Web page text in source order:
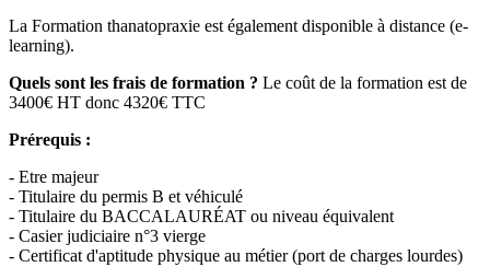
La Formation thanatopraxie est également disponible à distance (e-
learning).
Quels sont les frais de formation ? Le coût de la formation est de
3400€ HT donc 4320€ TTC
Prérequis :
- Etre majeur
- Titulaire du permis B et véhiculé
- Titulaire du BACCALAURÉAT ou niveau équivalent
- Casier judiciaire n°3 vierge
- Certificat d'aptitude physique au métier (port de charges lourdes)